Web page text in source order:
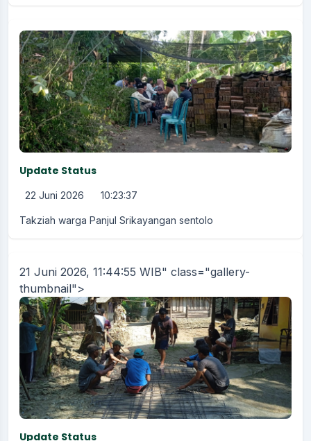
Update Status
22 Juni 2026 10:23:37
Takziah warga Panjul Srikayangan sentolo
21 Juni 2026, 11:44:55 WIB" class="gallery-
thumbnail">
Update Status